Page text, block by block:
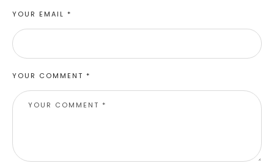
YOUR COMMENT *
YOUR EMAIL *